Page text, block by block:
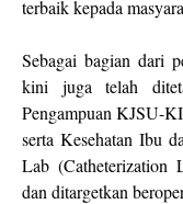
terbaik kepada
Sebagai bagian dari
kini juga telah
Pengampuan KJSU-
serta Kesehatan Ibu
Lab (Catheterization
dan ditargetkan